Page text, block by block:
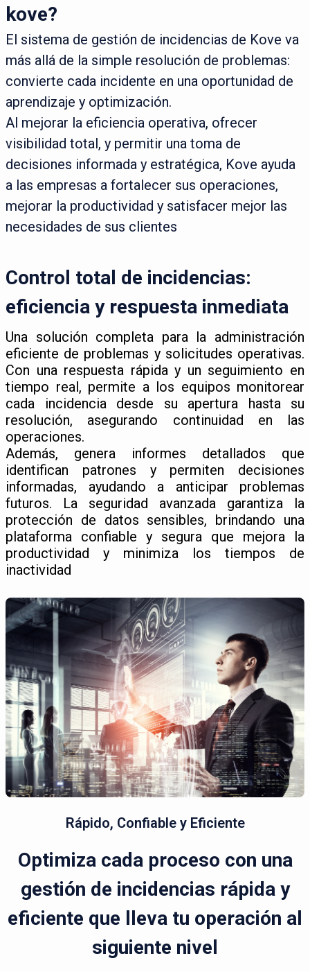
kove?
El sistema de gestión de incidencias de Kove va
más allá de la simple resolución de problemas:
convierte cada incidente en una oportunidad de
aprendizaje y optimización.
Al mejorar la eficiencia operativa, ofrecer
visibilidad total, y permitir una toma de
decisiones informada y estratégica, Kove ayuda
a las empresas a fortalecer sus operaciones,
mejorar la productividad y satisfacer mejor las
necesidades de sus clientes
Control total de incidencias:
eficiencia y respuesta inmediata
Una solución completa para la administración
eficiente de problemas y solicitudes operativas.
Con una respuesta rápida y un seguimiento en
tiempo real, permite a los equipos monitorear
cada incidencia desde su apertura hasta su
resolución, asegurando continuidad en las
operaciones.
Además, genera informes detallados que
identifican patrones y permiten decisiones
informadas, ayudando a anticipar problemas
futuros. La seguridad avanzada garantiza la
protección de datos sensibles, brindando una
plataforma confiable y segura que mejora la
productividad y minimiza los tiempos de
inactividad
Rápido, Confiable y Eficiente
Optimiza cada proceso con una
gestión de incidencias rápida y
eficiente que lleva tu operación al
siguiente nivel